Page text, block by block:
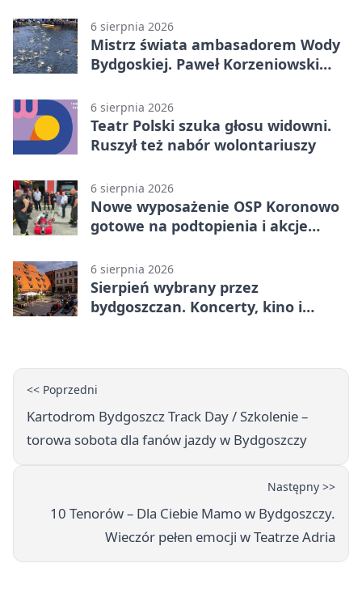
6 sierpnia 2026
Mistrz świata ambasadorem Wody
Bydgoskiej. Paweł Korzeniowski
6 sierpnia 2026
Teatr Polski szuka głosu widowni.
Ruszył też nabór wolontariuszy
6 sierpnia 2026
Nowe wyposażenie OSP Koronowo
gotowe na podtopienia i akcje
6 sierpnia 2026
Sierpień wybrany przez
bydgoszczan. Koncerty, kino i
<< Poprzedni
Kartodrom Bydgoszcz Track Day / Szkolenie –
torowa sobota dla fanów jazdy w Bydgoszczy
Następny >>
10 Tenorów – Dla Ciebie Mamo w Bydgoszczy.
Wieczór pełen emocji w Teatrze Adria